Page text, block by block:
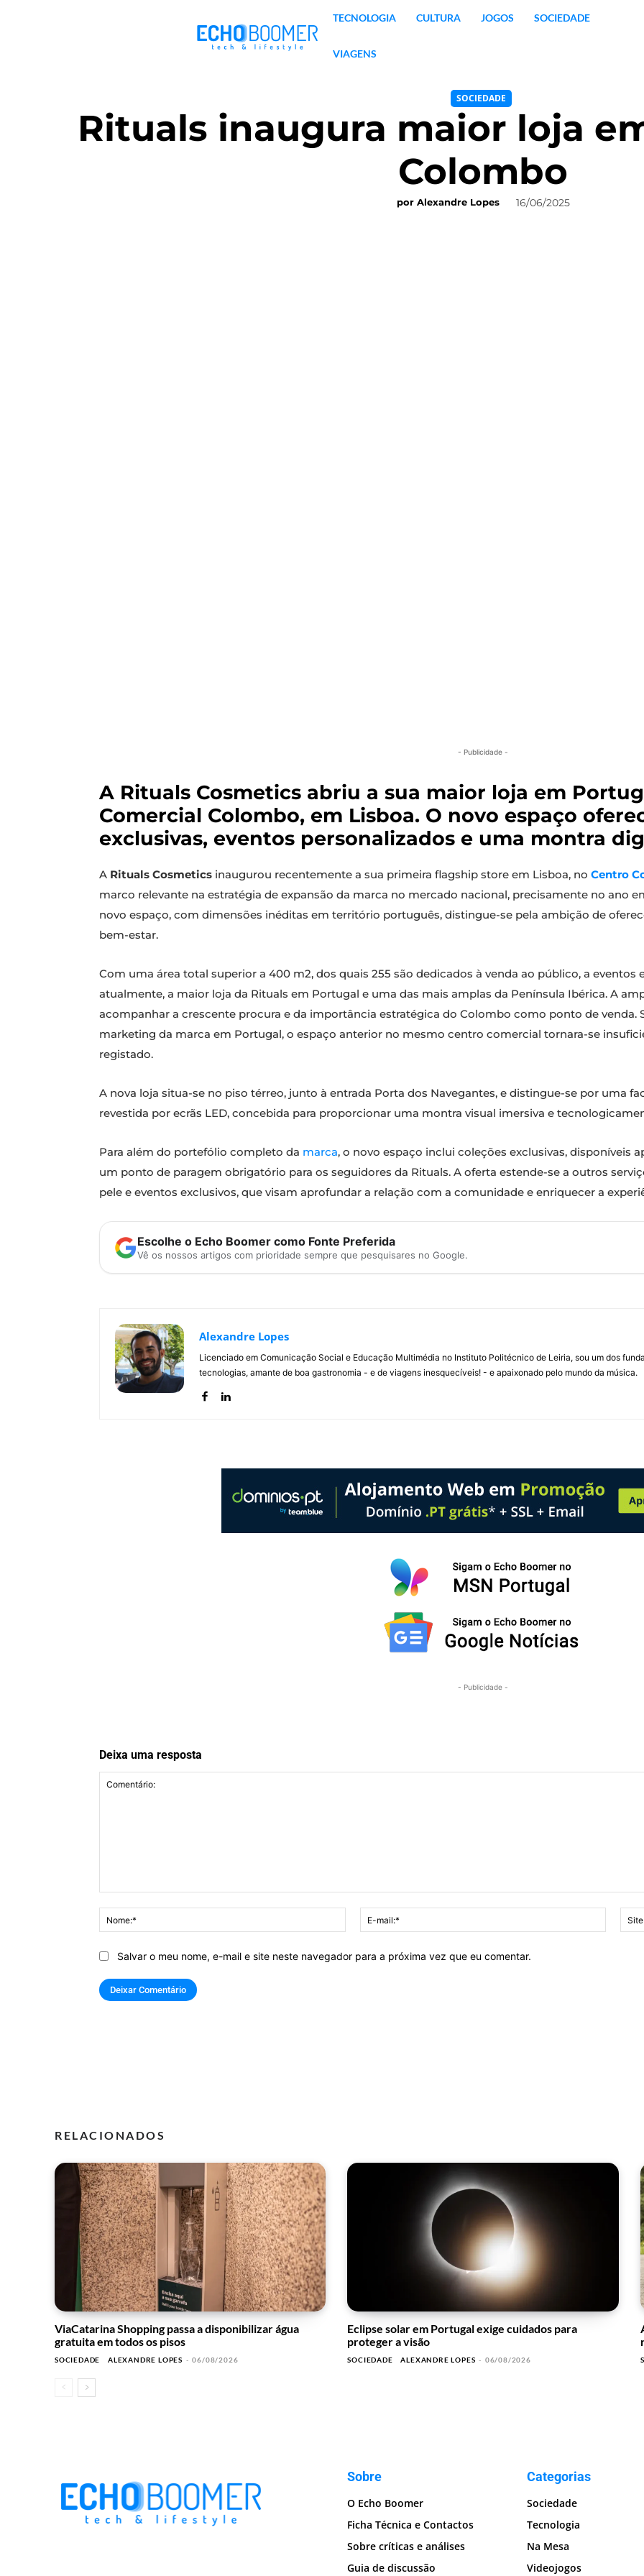
TECNOLOGIA CULTURA JOGOS SOCIEDADE
VIAGENS
SOCIEDADE
Rituals inaugura maior loja
Colombo
por Alexandre Lopes 16/06/2025
- Publicidade -
A Rituals Cosmetics abriu a sua maior loja em
Comercial Colombo, em Lisboa. O novo espaço
exclusivas, eventos personalizados e uma montra
A Rituals Cosmetics inaugurou recentemente a sua primeira flagship store em Lisboa, no Centro
marco relevante na estratégia de expansão da marca no mercado nacional, precisamente no ano
novo espaço, com dimensões inéditas em território português, distingue-se pela ambição de
bem-estar.
Com uma área total superior a 400 m2, dos quais 255 são dedicados à venda ao público, a eventos
atualmente, a maior loja da Rituals em Portugal e uma das mais amplas da Península Ibérica. A
acompanhar a crescente procura e da importância estratégica do Colombo como ponto de venda.
marketing da marca em Portugal, o espaço anterior no mesmo centro comercial tornara-se
registado.
A nova loja situa-se no piso térreo, junto à entrada Porta dos Navegantes, e distingue-se por uma
revestida por ecrãs LED, concebida para proporcionar uma montra visual imersiva e
Para além do portefólio completo da marca, o novo espaço inclui coleções exclusivas, disponíveis
um ponto de paragem obrigatório para os seguidores da Rituals. A oferta estende-se a outros
pele e eventos exclusivos, que visam aprofundar a relação com a comunidade e enriquecer a
Escolhe o Echo Boomer como Fonte Preferida
Vê os nossos artigos com prioridade sempre que pesquisares no Google.
Alexandre Lopes
Licenciado em Comunicação Social e Educação Multimédia no Instituto Politécnico de Leiria, sou um dos
tecnologias, amante de boa gastronomia - e de viagens inesquecíveis! - e apaixonado pelo mundo da música.
- Publicidade -
Deixa uma resposta
Nome:*
mail:*
Salvar o meu nome, e-mail e site neste navegador para a próxima vez que eu comentar.
RELACIONADOS
ViaCatarina Shopping passa a disponibilizar água
gratuita em todos os pisos
SOCIEDADE ALEXANDRE LOPES - 06/08/2026
Eclipse solar em Portugal exige cuidados para
proteger a visão
SOCIEDADE ALEXANDRE LOPES - 06/08/2026
Sobre
O Echo Boomer
Ficha Técnica e Contactos
Sobre críticas e análises
Guia de discussão
Categorias
Sociedade
Tecnologia
Na Mesa
Videojogos